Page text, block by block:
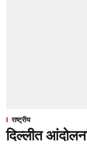
राष्ट्रीय
दिल्लीत